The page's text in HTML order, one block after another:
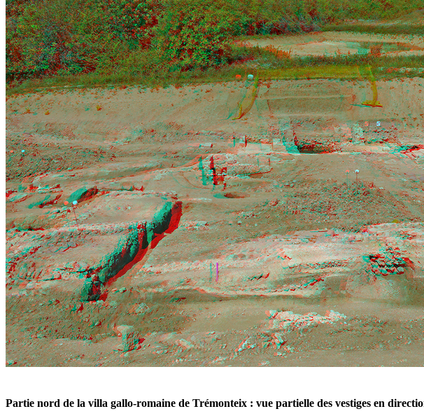
Partie nord de la villa gallo-romaine de Trémonteix : vue partielle des vestiges en